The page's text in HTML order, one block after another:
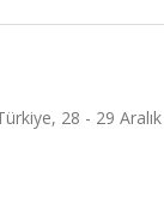
28 - 29